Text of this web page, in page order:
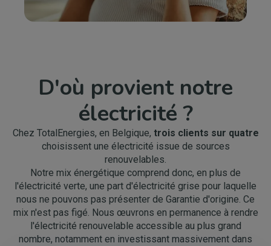
D'où provient notre
électricité ?
Chez TotalEnergies, en Belgique, trois clients sur quatre
choisissent une électricité issue de sources
renouvelables.
Notre mix énergétique comprend donc, en plus de
l'électricité verte, une part d'électricité grise pour laquelle
nous ne pouvons pas présenter de Garantie d'origine. Ce
mix n'est pas figé. Nous œuvrons en permanence à rendre
l'électricité renouvelable accessible au plus grand
nombre, notamment en investissant massivement dans